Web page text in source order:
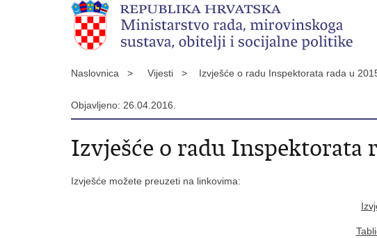
Naslovnica > Vijesti > Izvješće o radu Inspektorata rada u
Objavljeno: 26.04.2016.
Izvješće o radu Inspektorata
Izvješće možete preuzeti na linkovima: